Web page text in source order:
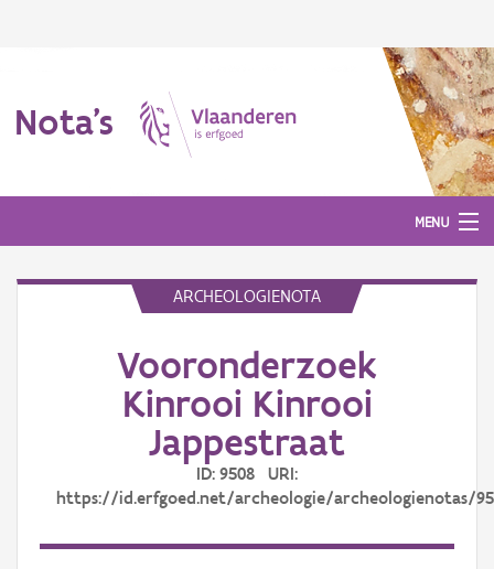
Nota's
MENU
ARCHEOLOGIENOTA
Vooronderzoek
Kinrooi Kinrooi
Jappestraat
ID: 9508 URI:
https://id.erfgoed.net/archeologie/archeologienotas/